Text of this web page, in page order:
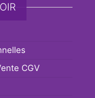
CGV